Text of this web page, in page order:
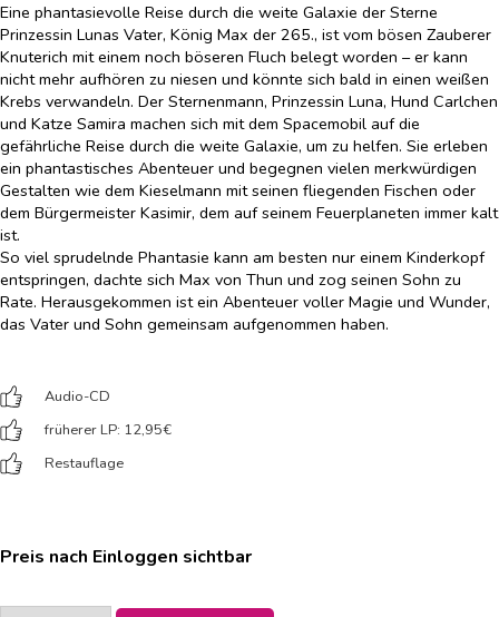
Eine phantasievolle Reise durch die weite Galaxie der Sterne
Prinzessin Lunas Vater, König Max der 265., ist vom bösen Zauberer
Knuterich mit einem noch böseren Fluch belegt worden – er kann
nicht mehr aufhören zu niesen und könnte sich bald in einen weißen
Krebs verwandeln. Der Sternenmann, Prinzessin Luna, Hund Carlchen
und Katze Samira machen sich mit dem Spacemobil auf die
gefährliche Reise durch die weite Galaxie, um zu helfen. Sie erleben
ein phantastisches Abenteuer und begegnen vielen merkwürdigen
Gestalten wie dem Kieselmann mit seinen fliegenden Fischen oder
dem Bürgermeister Kasimir, dem auf seinem Feuerplaneten immer kalt
ist.
So viel sprudelnde Phantasie kann am besten nur einem Kinderkopf
entspringen, dachte sich Max von Thun und zog seinen Sohn zu
Rate. Herausgekommen ist ein Abenteuer voller Magie und Wunder,
das Vater und Sohn gemeinsam aufgenommen haben.
Audio-CD
früherer LP: 12,95€
Restauflage
Preis nach Einloggen sichtbar